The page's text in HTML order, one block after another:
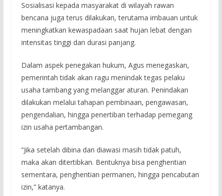
Sosialisasi kepada masyarakat di wilayah rawan
bencana juga terus dilakukan, terutama imbauan untuk
meningkatkan kewaspadaan saat hujan lebat dengan
intensitas tinggi dan durasi panjang.
Dalam aspek penegakan hukum, Agus menegaskan,
pemerintah tidak akan ragu menindak tegas pelaku
usaha tambang yang melanggar aturan. Penindakan
dilakukan melalui tahapan pembinaan, pengawasan,
pengendalian, hingga penertiban terhadap pemegang
izin usaha pertambangan.
“Jika setelah dibina dan diawasi masih tidak patuh,
maka akan ditertibkan. Bentuknya bisa penghentian
sementara, penghentian permanen, hingga pencabutan
izin,” katanya.